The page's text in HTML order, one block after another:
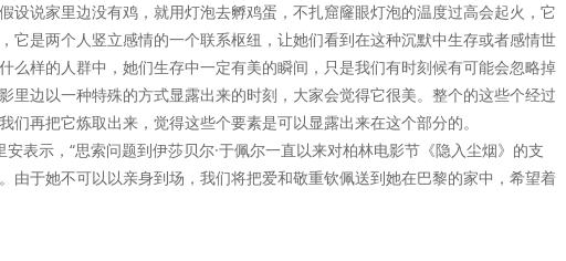
设说家里边没有鸡，就用灯泡去孵鸡蛋，不扎窟窿眼灯泡的温度过高会起火，它
它是两个人竖立感情的一个联系枢纽，让她们看到在这种沉默中生存或者感情世
么样的人群中，她们生存中一定有美的瞬间，只是我们有时刻候有可能会忽略掉
里边以一种特殊的方式显露出来的时刻，大家会觉得它很美。整个的这些个经过
们再把它炼取出来，觉得这些个要素是可以显露出来在这个部分的。
安表示，“思索问题到伊莎贝尔·于佩尔一直以来对柏林电影节《隐入尘烟》的支
由于她不可以以亲身到场，我们将把爱和敬重钦佩送到她在巴黎的家中，希望着